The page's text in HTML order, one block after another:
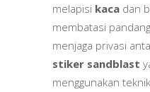
melapisi kaca dan
membatasi
menjaga privasi
stiker sandblast
menggunakan